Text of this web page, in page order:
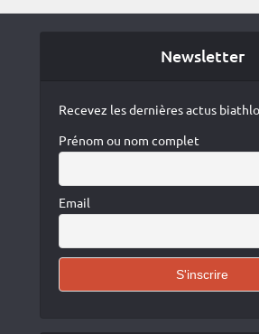
Newsletter
Recevez les dernières actus
Prénom ou nom complet
Email